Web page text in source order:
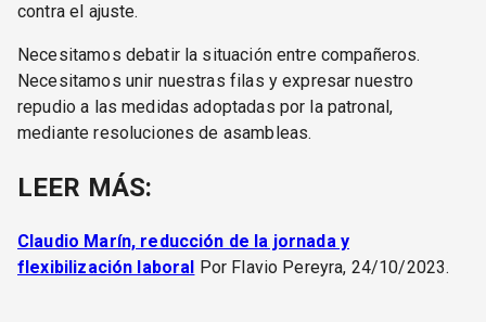
contra el ajuste.
Necesitamos debatir la situación entre compañeros.
Necesitamos unir nuestras filas y expresar nuestro
repudio a las medidas adoptadas por la patronal,
mediante resoluciones de asambleas.
LEER MÁS:
Claudio Marín, reducción de la jornada y
flexibilización laboral Por Flavio Pereyra, 24/10/2023.